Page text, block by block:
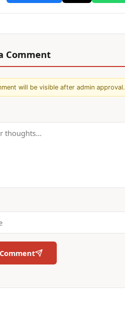
Comment
will be visible after admin approval.